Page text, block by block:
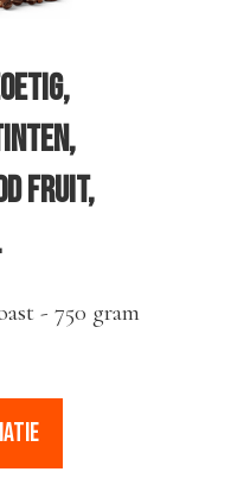
fruit,
- 750 gram